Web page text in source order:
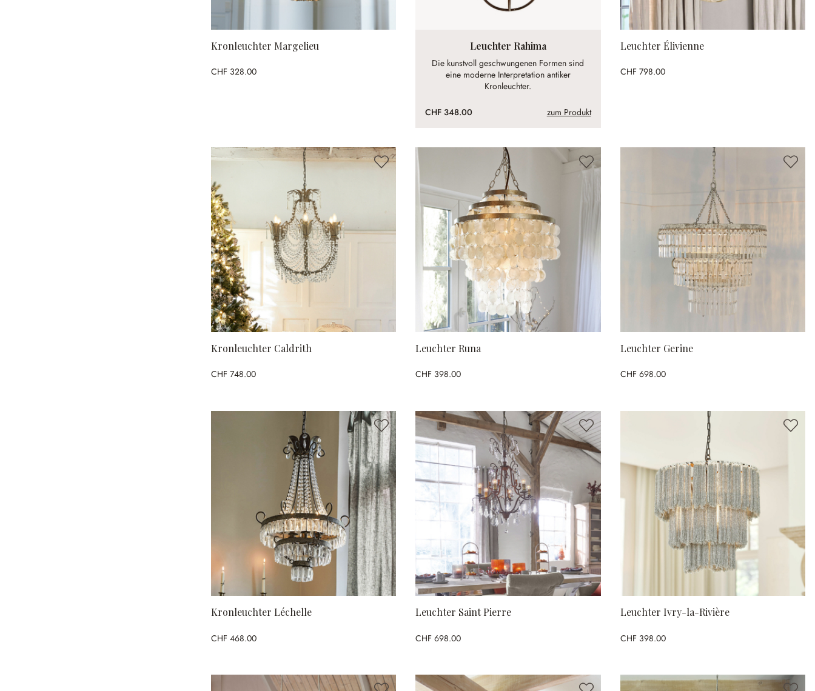
Kronleuchter Margelieu
CHF 328.00
Leuchter Rahima
Die kunstvoll geschwungenen Formen sind
eine moderne Interpretation antiker
Kronleuchter.
CHF 348.00 zum Produkt
Leuchter Élivienne
CHF 798.00
Kronleuchter Caldrith
CHF 748.00
Leuchter Runa
CHF 398.00
Leuchter Gerine
CHF 698.00
Kronleuchter Léchelle
CHF 468.00
Leuchter Saint Pierre
CHF 698.00
Leuchter Ivry-la-Rivière
CHF 398.00